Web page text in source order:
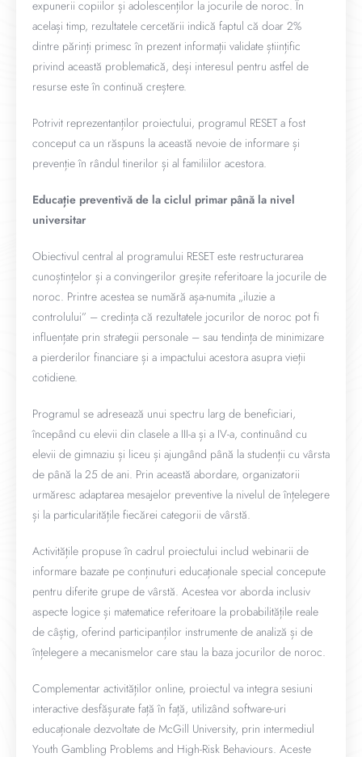
expunerii copiilor și adolescenților la jocurile de noroc. În
același timp, rezultatele cercetării indică faptul că doar 2%
dintre părinți primesc în prezent informații validate științific
privind această problematică, deși interesul pentru astfel de
resurse este în continuă creștere.
Potrivit reprezentanților proiectului, programul RESET a fost
conceput ca un răspuns la această nevoie de informare și
prevenție în rândul tinerilor și al familiilor acestora.
Educație preventivă de la ciclul primar până la nivel
universitar
Obiectivul central al programului RESET este restructurarea
cunoștințelor și a convingerilor greșite referitoare la jocurile de
noroc. Printre acestea se numără așa-numita „iluzie a
controlului” – credința că rezultatele jocurilor de noroc pot fi
influențate prin strategii personale – sau tendința de minimizare
a pierderilor financiare și a impactului acestora asupra vieții
cotidiene.
Programul se adresează unui spectru larg de beneficiari,
începând cu elevii din clasele a III-a și a IV-a, continuând cu
elevii de gimnaziu și liceu și ajungând până la studenții cu vârsta
de până la 25 de ani. Prin această abordare, organizatorii
urmăresc adaptarea mesajelor preventive la nivelul de înțelegere
și la particularitățile fiecărei categorii de vârstă.
Activitățile propuse în cadrul proiectului includ webinarii de
informare bazate pe conținuturi educaționale special concepute
pentru diferite grupe de vârstă. Acestea vor aborda inclusiv
aspecte logice și matematice referitoare la probabilitățile reale
de câștig, oferind participanților instrumente de analiză și de
înțelegere a mecanismelor care stau la baza jocurilor de noroc.
Complementar activităților online, proiectul va integra sesiuni
interactive desfășurate față în față, utilizând software-uri
educaționale dezvoltate de McGill University, prin intermediul
Youth Gambling Problems and High-Risk Behaviours. Aceste